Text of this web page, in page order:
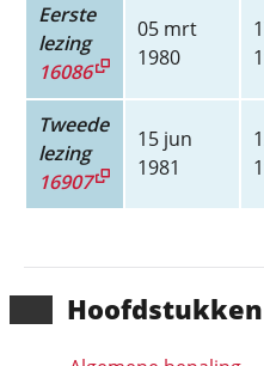
Eerste
lezing
16086
05 mrt
1980
Tweede
lezing
16907
15 jun
1981